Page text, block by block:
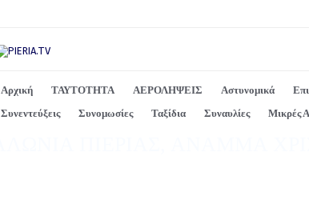
Αρχική ΤΑΥΤΟΤΗΤΑ ΑΕΡΟΛΗΨΕΙΣ Αστυνομικά
Συνεντεύξεις
Συνομωσίες Ταξίδια Συναυλίες Μικρές